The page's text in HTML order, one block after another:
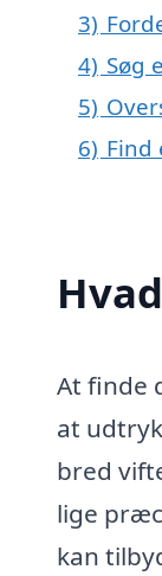
3)
4) Søg
5)
6) Find
At finde
at
bred
lige
kan